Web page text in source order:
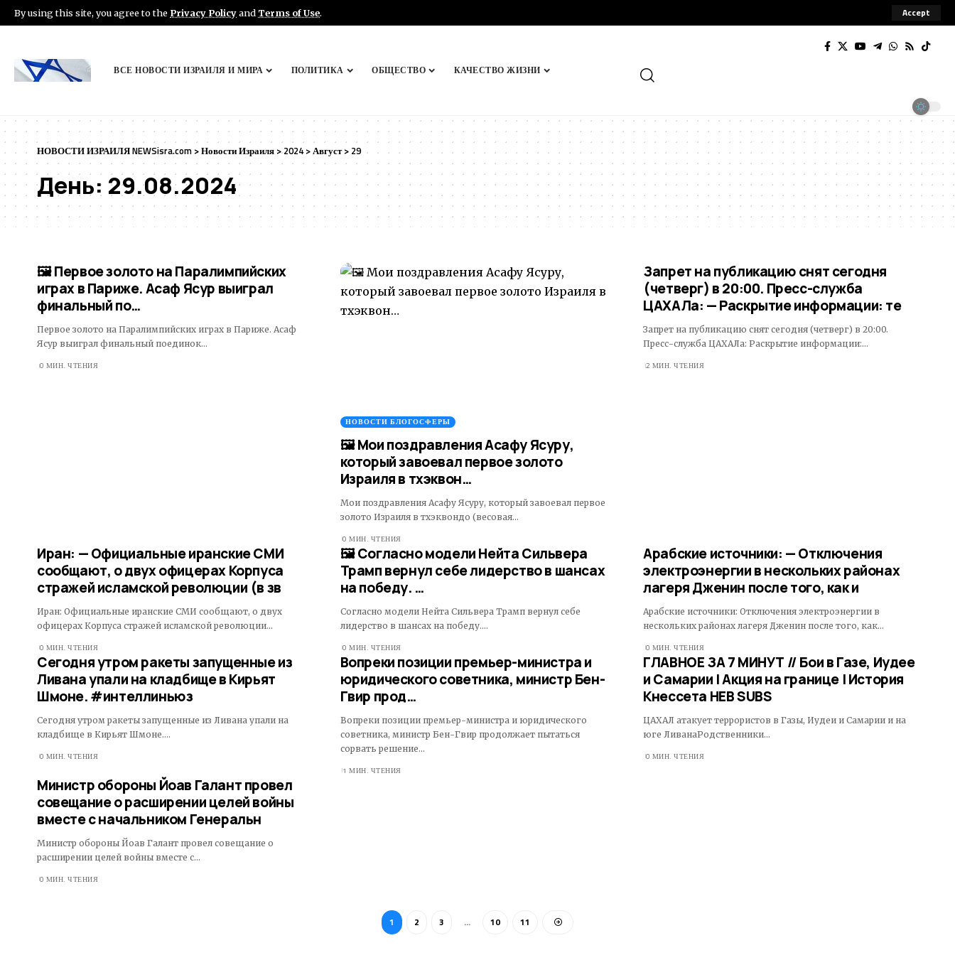
By using this site, you agree to the Privacy Policyand Terms of Use. Accept
ВСЕ НОВОСТИ ИЗРАИЛЯ И МИРА ПОЛИТИКА ОБЩЕСТВО КАЧЕСТВО ЖИЗНИ
НОВОСТИ ИЗРАИЛЯ NEWSisra.com >Новости Израиля >2024>Август> 29
День: 29.08.2024
🖼 Первое золото на Паралимпийских
играх в Париже. Асаф Ясур выиграл
финальный по…
Первое золото на Паралимпийских играх в Париже. Асаф
Ясур выиграл финальный поединок…
0 МИН. ЧТЕНИЯ
НОВОСТИ БЛОГОСФЕРЫ
🖼 Мои поздравления Асафу Ясуру,
который завоевал первое золото
Израиля в тхэквон…
Мои поздравления Асафу Ясуру, который завоевал первое
золото Израиля в тхэквондо (весовая…
0 МИН. ЧТЕНИЯ
Запрет на публикацию снят сегодня
(четверг) в 20:00. Пресс-служба
ЦАХАЛа: — Раскрытие информации: те
Запрет на публикацию снят сегодня (четверг) в 20:00.
Пресс-служба ЦАХАЛа: Раскрытие информации:…
2 МИН. ЧТЕНИЯ
Иран: — Официальные иранские СМИ
сообщают, о двух офицерах Корпуса
стражей исламской революции (в зв
Иран: Официальные иранские СМИ сообщают, о двух
офицерах Корпуса стражей исламской революции…
0 МИН. ЧТЕНИЯ
🖼 Согласно модели Нейта Сильвера
Трамп вернул себе лидерство в шансах
на победу. …
Согласно модели Нейта Сильвера Трамп вернул себе
лидерство в шансах на победу.…
0 МИН. ЧТЕНИЯ
Арабские источники: — Отключения
электроэнергии в нескольких районах
лагеря Дженин после того, как и
Арабские источники: Отключения электроэнергии в
нескольких районах лагеря Дженин после того, как…
0 МИН. ЧТЕНИЯ
Сегодня утром ракеты запущенные из
Ливана упали на кладбище в Кирьят
Шмоне. #интеллиньюз
Сегодня утром ракеты запущенные из Ливана упали на
кладбище в Кирьят Шмоне.…
0 МИН. ЧТЕНИЯ
Вопреки позиции премьер-министра и
юридического советника, министр Бен-
Гвир прод…
Вопреки позиции премьер-министра и юридического
советника, министр Бен-Гвир продолжает пытаться
сорвать решение…
1 МИН. ЧТЕНИЯ
ГЛАВНОЕ ЗА 7 МИНУТ // Бои в Газе, Иудее
и Самарии | Акция на границе | История
Кнессета HEB SUBS
ЦАХАЛ атакует террористов в Газы, Иудеи и Самарии и на
юге ЛиванаРодственники…
0 МИН. ЧТЕНИЯ
Министр обороны Йоав Галант провел
совещание о расширении целей войны
вместе с начальником Генеральн
Министр обороны Йоав Галант провел совещание о
расширении целей войны вместе с…
0 МИН. ЧТЕНИЯ
1 2 3 … 10 11